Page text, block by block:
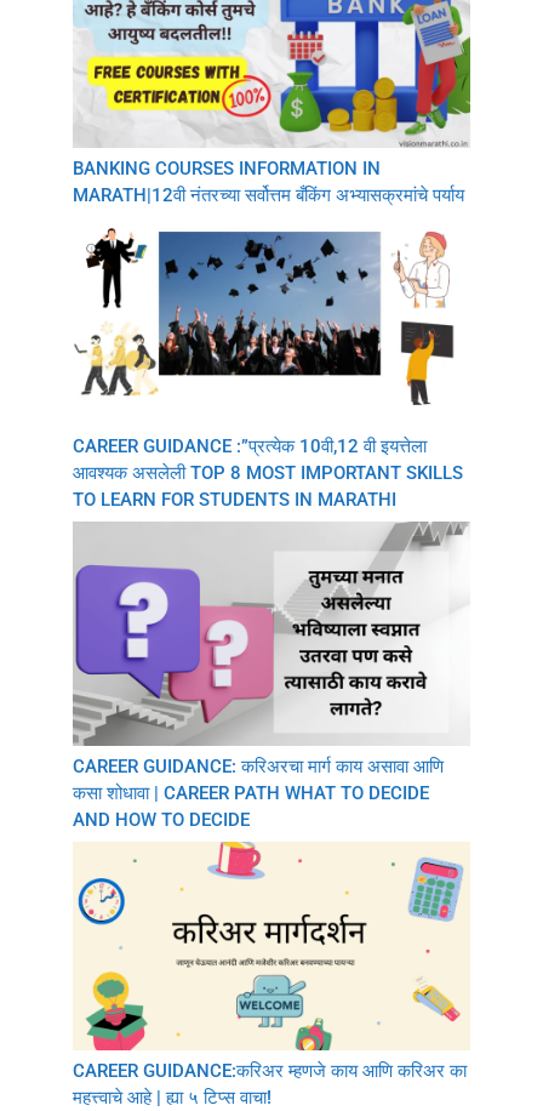
BANKING COURSES INFORMATION IN
MARATH|12वी नंतरच्या सर्वोत्तम बँकिंग अभ्यासक्रमांचे पर्याय
CAREER GUIDANCE :”प्रत्येक 10वी,12 वी इयत्तेला
आवश्यक असलेली TOP 8 MOST IMPORTANT SKILLS
TO LEARN FOR STUDENTS IN MARATHI
CAREER GUIDANCE: करिअरचा मार्ग काय असावा आणि
कसा शोधावा | CAREER PATH WHAT TO DECIDE
AND HOW TO DECIDE
CAREER GUIDANCE:करिअर म्हणजे काय आणि करिअर का
महत्त्वाचे आहे | ह्या ५ टिप्स वाचा!